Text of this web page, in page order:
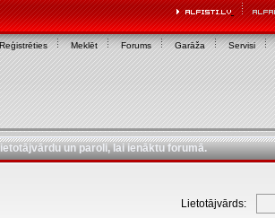
Meklēt Forums Garāža Servisi
un paroli, lai ienāktu forumā.
Lietotājvārds: